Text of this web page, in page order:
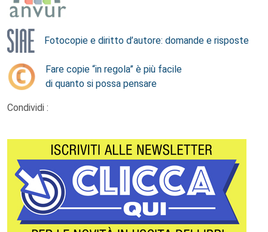
Fotocopie e diritto d’autore: domande e risposte
Fare copie “in regola” è più facile
di quanto si possa pensare
Condividi :